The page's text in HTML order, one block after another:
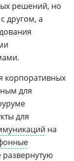
решений, но
другом, а
корпоративных
для
для
на